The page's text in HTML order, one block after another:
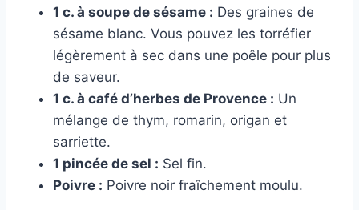
1 c. à soupe de sésame : Des graines de
sésame blanc. Vous pouvez les torréfier
légèrement à sec dans une poêle pour plus
de saveur.
1 c. à café d’herbes de Provence : Un
mélange de thym, romarin, origan et
sarriette.
1 pincée de sel : Sel fin.
Poivre : Poivre noir fraîchement moulu.